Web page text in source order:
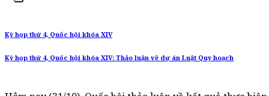
Kỳ họp thứ 4, Quốc hội khóa XIV
Kỳ họp thứ 4, Quốc hội khóa XIV: Thảo luận về dự án Luật Quy hoạch